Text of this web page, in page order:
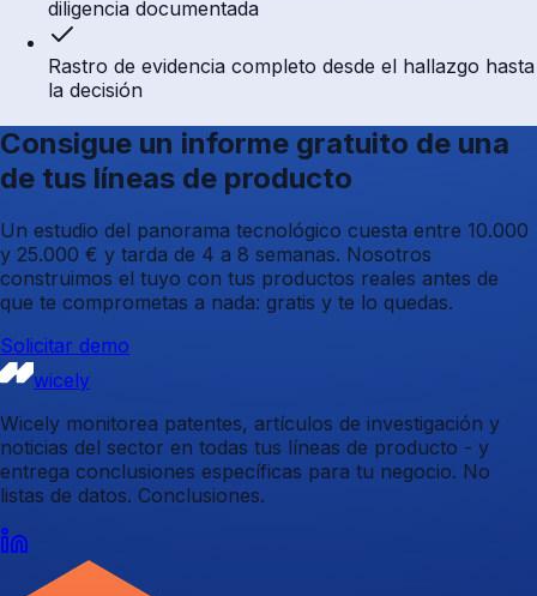
diligencia documentada
Rastro de evidencia completo desde el hallazgo hasta
la decisión
Consigue un informe gratuito de una
de tus líneas de producto
Un estudio del panorama tecnológico cuesta entre 10.000
y 25.000 € y tarda de 4 a 8 semanas. Nosotros
construimos el tuyo con tus productos reales antes de
que te comprometas a nada: gratis y te lo quedas.
Solicitar demo
wicely
Wicely monitorea patentes, artículos de investigación y
noticias del sector en todas tus líneas de producto - y
entrega conclusiones específicas para tu negocio. No
listas de datos. Conclusiones.